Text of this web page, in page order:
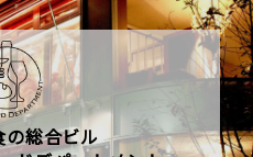
総合ビル